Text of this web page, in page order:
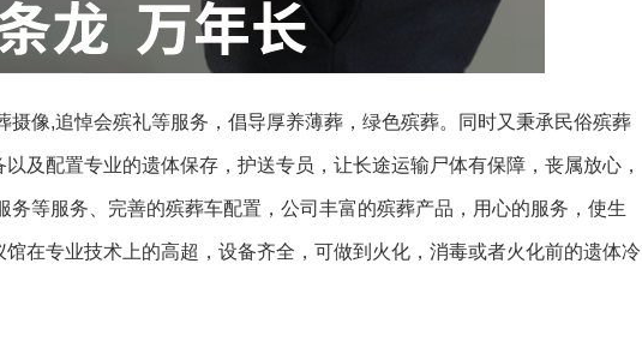
像,追悼会殡礼等服务，倡导厚养薄葬，绿色殡葬。同时又秉承民俗殡葬
及配置专业的遗体保存，护送专员，让长途运输尸体有保障，丧属放心，
等服务、完善的殡葬车配置，公司丰富的殡葬产品，用心的服务，使生
在专业技术上的高超，设备齐全，可做到火化，消毒或者火化前的遗体冷